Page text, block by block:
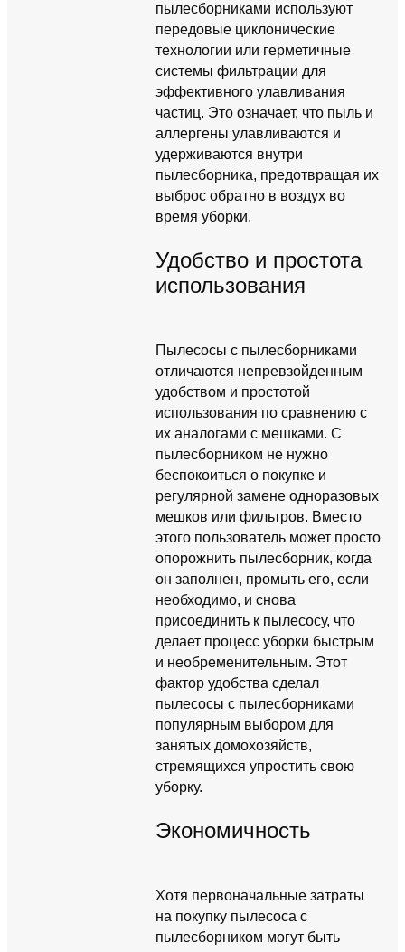
пылесборниками используют
передовые циклонические
технологии или герметичные
системы фильтрации для
эффективного улавливания
частиц. Это означает, что пыль и
аллергены улавливаются и
удерживаются внутри
пылесборника, предотвращая их
выброс обратно в воздух во
время уборки.
Удобство и простота
использования
Пылесосы с пылесборниками
отличаются непревзойденным
удобством и простотой
использования по сравнению с
их аналогами с мешками. С
пылесборником не нужно
беспокоиться о покупке и
регулярной замене одноразовых
мешков или фильтров. Вместо
этого пользователь может просто
опорожнить пылесборник, когда
он заполнен, промыть его, если
необходимо, и снова
присоединить к пылесосу, что
делает процесс уборки быстрым
и необременительным. Этот
фактор удобства сделал
пылесосы с пылесборниками
популярным выбором для
занятых домохозяйств,
стремящихся упростить свою
уборку.
Экономичность
Хотя первоначальные затраты
на покупку пылесоса с
пылесборником могут быть